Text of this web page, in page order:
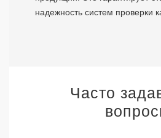
надежность систем проверки
Часто